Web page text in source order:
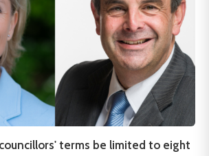
terms be limited to eight